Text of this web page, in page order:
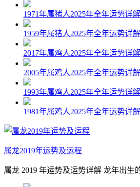
1971年属猪人2025年全年运势详
1959年属猪人2025年全年运势详
2017年属鸡人2025年全年运势详
2005年属鸡人2025年全年运势详
1993年属鸡人2025年全年运势详
1981年属鸡人2025年全年运势详
属龙2019年运势及运程
属龙 2019 年运势及运势详解 龙年出生